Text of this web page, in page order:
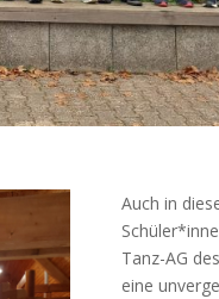
Auch in
Tanz-AG
eine